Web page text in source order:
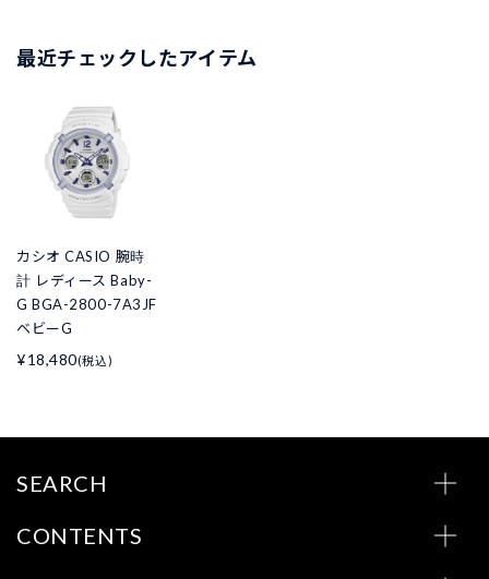
最近チェックしたアイテム
カシオ CASIO 腕時
計 レディース Baby-
G BGA-2800-7A3JF
ベビーG
¥18,480(税込)
SEARCH
CONTENTS